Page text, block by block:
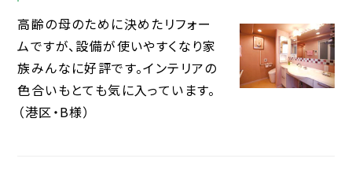
高齢の母のために決めたリフォー
ムですが、設備が使いやすくなり家
族みんなに好評です。インテリアの
色合いもとても気に入っています。
（港区・B様）